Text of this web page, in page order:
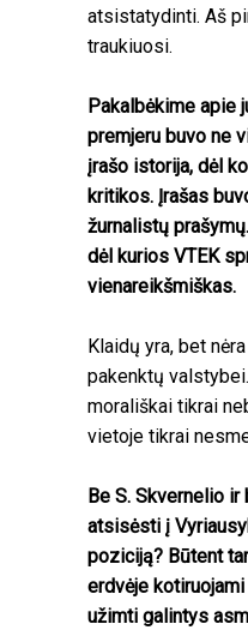
atsistatydinti. Aš
traukiuosi.
Pakalbėkime apie
premjeru buvo ne
įrašo istorija, dėl
kritikos. Įrašas
žurnalistų
dėl kurios VTEK
vienareikšmiškas.
Klaidų yra, bet
pakenktų
morališkai tikrai
vietoje tikrai
Be S. Skvernelio ir
atsisėsti į
poziciją? Būtent
erdvėje
užimti galintys